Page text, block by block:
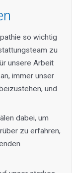
so wichtig
zu
unsere Arbeit
immer unser
und
dabei, um
zu erfahren,